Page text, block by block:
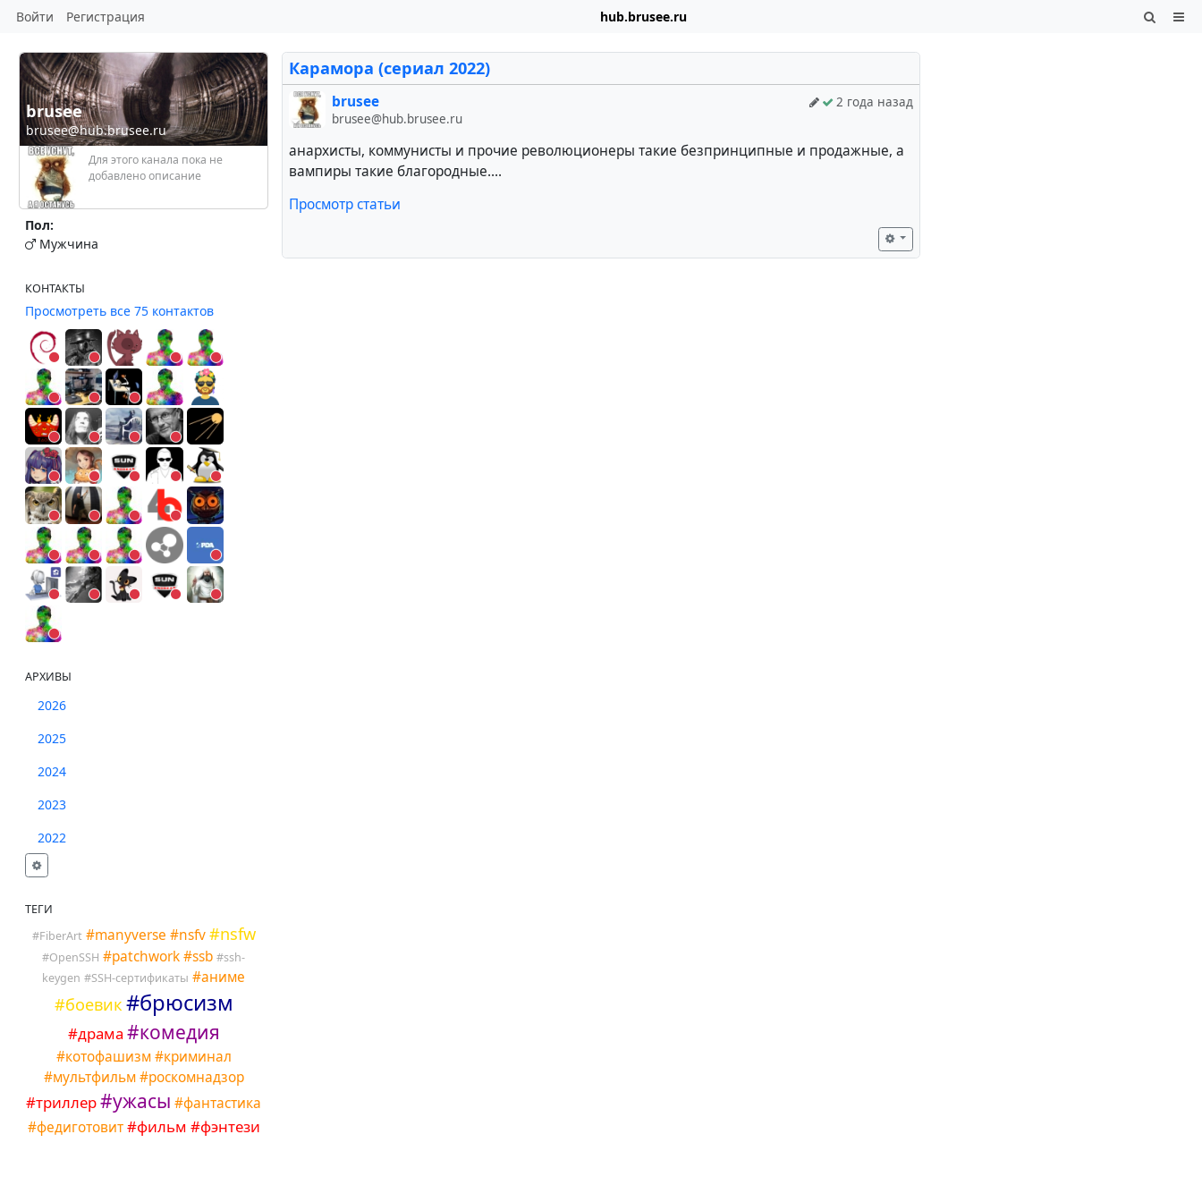
Войти Регистрация hub.brusee.ru
brusee
brusee@hub.brusee.ru
Для этого канала пока не
добавлено описание
Пол:
Мужчина
КОНТАКТЫ
Просмотреть все 75 контактов
АРХИВЫ
2026
2025
2024
2023
2022
ТЕГИ
#FiberArt #manyverse #nsfv #nsfw
#OpenSSH #patchwork#ssb #ssh-
keygen #SSH-сертификаты #аниме
#боевик#брюсизм
#драма #комедия
#котофашизм #криминал
#мультфильм #роскомнадзор
#триллер#ужасы #фантастика
#федиготовит #фильм #фэнтези
Карамора (сериал 2022)
2 года назад
brusee
brusee@hub.brusee.ru
анархисты, коммунисты и прочие революционеры такие безпринципные и продажные, а
вампиры такие благородные....
Просмотр статьи